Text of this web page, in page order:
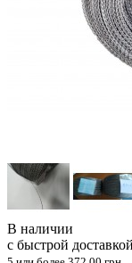
В наличии
с быстрой доставкой